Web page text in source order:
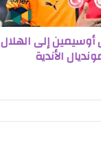
أوسيمين إلى الهلال
الأندية